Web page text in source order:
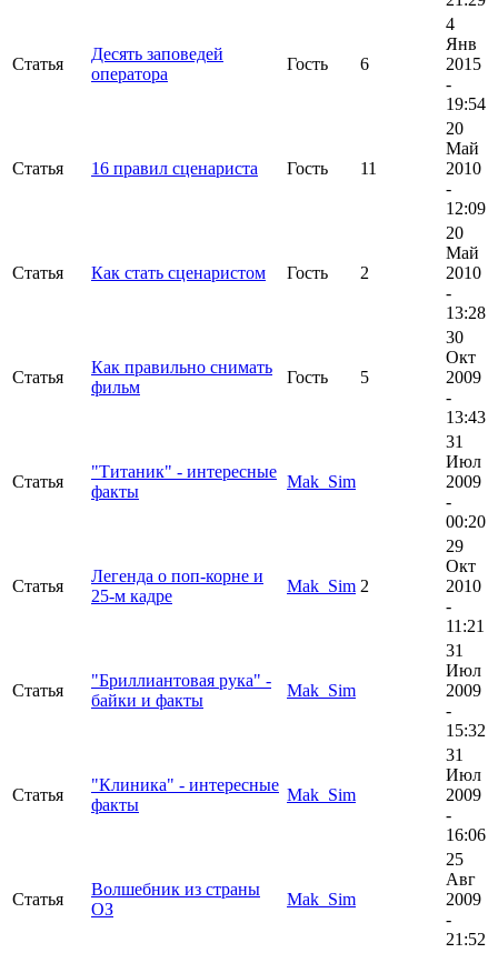
Статья
Десять заповедей
оператора
Гость 6
4
Янв
2015
-
19:54
Статья 16 правил сценариста Гость 11
20
Май
2010
-
12:09
Статья Как стать сценаристом Гость 2
20
Май
2010
-
13:28
Статья
Как правильно снимать
фильм
Гость 5
30
Окт
2009
-
13:43
Статья
"Титаник" - интересные
факты
Mak_Sim
31
Июл
2009
-
00:20
Статья
Легенда о поп-корне и
25-м кадре
Mak_Sim 2
29
Окт
2010
-
11:21
Статья
"Бриллиантовая рука" -
байки и факты
Mak_Sim
31
Июл
2009
-
15:32
Статья
"Клиника" - интересные
факты
Mak_Sim
31
Июл
2009
-
16:06
Статья
Волшебник из страны
ОЗ
Mak_Sim
25
Авг
2009
-
21:52